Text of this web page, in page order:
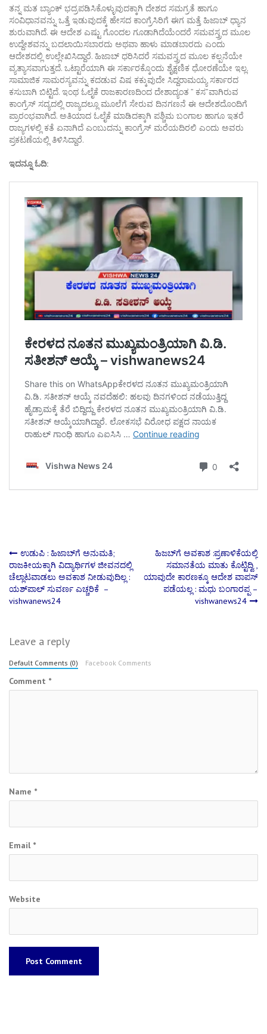
ತನ್ನ ಮತ ಬ್ಯಾಂಕ್ ಭದ್ರಪಡಿಸಿಕೊಳ್ಳುವುದಕ್ಕಾಗಿ ದೇಶದ ಸಮಗ್ರತೆ ಹಾಗೂ
ಸಂವಿಧಾನವನ್ನು ಒತ್ತೆ ಇಡುವುದಕ್ಕೆ ಹೇಸದ ಕಾಂಗ್ರೆಸಿರಿಗೆ ಈಗ ಮತ್ತೆ ಹಿಜಾಬ್ ಧ್ಯಾನ
ಶುರುವಾಗಿದೆ. ಈ ಆದೇಶ ಎಷ್ಟು ಗೊಂದಲ ಗೂಡಾಗಿದೆಯೆಂದರೆ ಸಮವಸ್ತ್ರದ ಮೂಲ
ಉದ್ದೇಶವನ್ನು ಬದಲಾಯಿಸಬಾರದು ಅಥವಾ ಹಾಳು ಮಾಡಬಾರದು ಎಂದು
ಆದೇಶದಲ್ಲಿ ಉಲ್ಲೇಖಿಸಿದ್ದಾರೆ. ಹಿಜಾಬ್ ಧರಿಸಿದರೆ ಸಮವಸ್ತ್ರದ ಮೂಲ ಕಲ್ಪನೆಯೇ
ವ್ಯತ್ಯಾಸವಾಗುತ್ತದೆ. ಒಟ್ಟಾರೆಯಾಗಿ ಈ ಸರ್ಕಾರಕ್ಕೊಂದು ಶೈಕ್ಷಣಿಕ ಧೋರಣೆಯೇ ಇಲ್ಲ.
ಸಾಮಾಜಿಕ ಸಾಮರಸ್ಯವನ್ನು ಕದಡುವ ವಿಷ ಕಕ್ಕುವುದೇ ಸಿದ್ದರಾಮಯ್ಯ ಸರ್ಕಾರದ
ಕಸುಬಾಗಿ ಬಿಟ್ಟಿದೆ. ಇಂಥ ಓಲೈಕೆ ರಾಜಕಾರಣದಿಂದ ದೇಶಾದ್ಯಂತ ” ಕಸ”ವಾಗಿರುವ
ಕಾಂಗ್ರೆಸ್ ಸದ್ಯದಲ್ಲಿ ರಾಜ್ಯದಲ್ಲೂ ಮೂಲೆಗೆ ಸೇರುವ ದಿನಗಣನೆ ಈ ಆದೇಶದೊಂದಿಗೆ
ಪ್ರಾರಂಭವಾಗಿದೆ. ಅತಿಯಾದ ಓಲೈಕೆ ಮಾಡಿದಕ್ಕಾಗಿ ಪಶ್ಚಿಮ ಬಂಗಾಲ ಹಾಗೂ ಇತರೆ
ರಾಜ್ಯಗಳಲ್ಲಿ ಕತೆ ಏನಾಗಿದೆ ಎಂಬುದನ್ನು ಕಾಂಗ್ರೆಸ್ ಮರೆಯದಿರಲಿ ಎಂದು ಅವರು
ಪ್ರಕಟಣೆಯಲ್ಲಿ ತಿಳಿಸಿದ್ದಾರೆ.
ಇದನ್ನೂ ಓದಿ:
Post
navigation
ಉಡುಪಿ : ಹಿಜಾಬ್‌ಗೆ ಅನುಮತಿ;
ರಾಜಕೀಯಕ್ಕಾಗಿ ವಿದ್ಯಾರ್ಥಿಗಳ ಜೀವನದಲ್ಲಿ
ಚೆಲ್ಲಾಟವಾಡಲು ಅವಕಾಶ ನೀಡುವುದಿಲ್ಲ :
ಯಶ್‌ಪಾಲ್ ಸುವರ್ಣ ಎಚ್ಚರಿಕೆ –
vishwanews24
ಹಿಜಬ್‌ಗೆ ಅವಕಾಶ :ಪ್ರಣಾಳಿಕೆಯಲ್ಲಿ
ಸಮಾನತೆಯ ಮಾತು ಕೊಟ್ಟಿದ್ವಿ ,
ಯಾವುದೇ ಕಾರಣಕ್ಕೂ ಆದೇಶ ವಾಪಸ್
ಪಡೆಯಲ್ಲ : ಮಧು ಬಂಗಾರಪ್ಪ –
vishwanews24
Leave a reply
Default Comments (0) Facebook Comments
Comment *
Name *
Email *
Website